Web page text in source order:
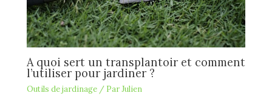
A quoi sert un transplantoir et comment
l’utiliser pour jardiner ?
Outils de jardinage/ ParJulien